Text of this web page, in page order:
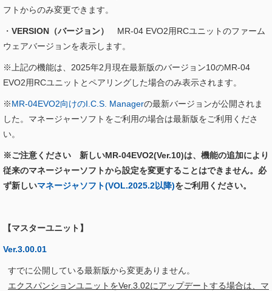
フトからのみ変更できます。
・ VERSION（バージョン）
MR-04 EVO2用RCユニットのファーム
ウェアバージョンを表示します。
※上記の機能は、2025年2月現在最新版のバージョン10のMR-04
EVO2用RCユニットとペアリングした場合のみ表示されます。
※MR-04EVO2向けのI.C.S. Managerの最新バージョンが公開されま
した。マネージャーソフトをご利用の場合は最新版をご利用くださ
い。
※ご注意ください 新しいMR-04EVO2(Ver.10)は、機能の追加により
従来のマネージャーソフトから設定を変更することはできません。必
ず新しいマネージャソフト(VOL.2025.2以降)をご利用ください。
【マスターユニット】
Ver.3.00.01
すでに公開している最新版から変更ありません。
エクスパンションユニットをVer.3.02にアップデートする場合は、マ